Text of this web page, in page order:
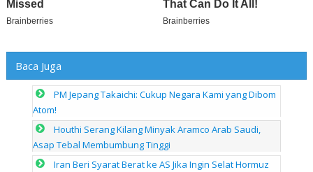
Baca Juga
PM Jepang Takaichi: Cukup Negara Kami yang Dibom
Atom!
Houthi Serang Kilang Minyak Aramco Arab Saudi,
Asap Tebal Membumbung Tinggi
Iran Beri Syarat Berat ke AS Jika Ingin Selat Hormuz